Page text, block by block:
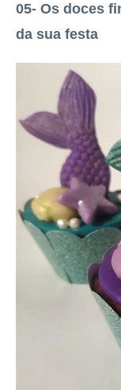
05- Os doces
da sua festa